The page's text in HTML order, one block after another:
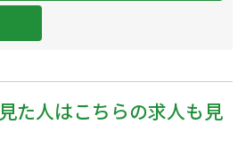
見た人はこちらの求人も 見